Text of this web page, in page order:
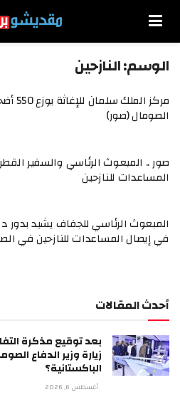
الوسم:النازحين
مركز
الصومال (صور)
صور .. المبعوث الرئاسي والسفير
المساعدات للنازحين
المبعوث الرئاسي للجفاف يشيد بدور
في إيصال المساعدات للنازحين في
أحدث المقالات
بعد توقيع مذكرة
زيارة وزير الدفاع
الباكستانية؟
أغسطس 6, 2026